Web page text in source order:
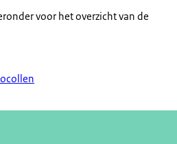
voor het overzicht van de